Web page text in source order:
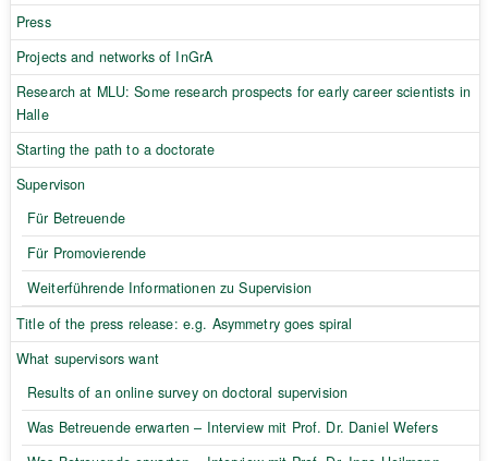
Press
Projects and networks of InGrA
Research at MLU: Some research prospects for early career scientists in
Halle
Starting the path to a doctorate
Supervison
Für Betreuende
Für Promovierende
Weiterführende Informationen zu Supervision
Title of the press release: e.g. Asymmetry goes spiral
What supervisors want
Results of an online survey on doctoral supervision
Was Betreuende erwarten – Interview mit Prof. Dr. Daniel Wefers